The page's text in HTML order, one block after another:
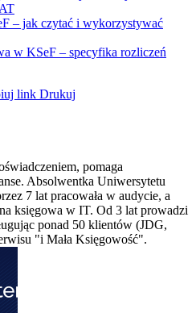
– jak czytać i wykorzystywać
w KSeF – specyfika rozliczeń
link Drukuj
pomaga
Absolwentka Uniwersytetu
7 lat pracowała w audycie, a
księgowa w IT. Od 3 lat prowadzi
ponad 50 klientów (JDG,
"i Mała Księgowość".